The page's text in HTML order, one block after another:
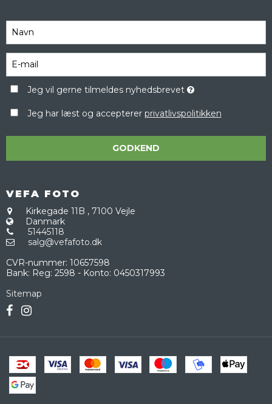
Jeg vil gerne tilmeldes nyhedsbrevet
Jeg har læst og accepterer privatlivspolitikken
GODKEND
VEFA FOTO
Kirkegade 11B , 7100 Vejle
Danmark
51445118
salg@vefafoto.dk
CVR-nummer: 10657598
Bank: Reg: 2598 - Konto: 0450317993
Sitemap